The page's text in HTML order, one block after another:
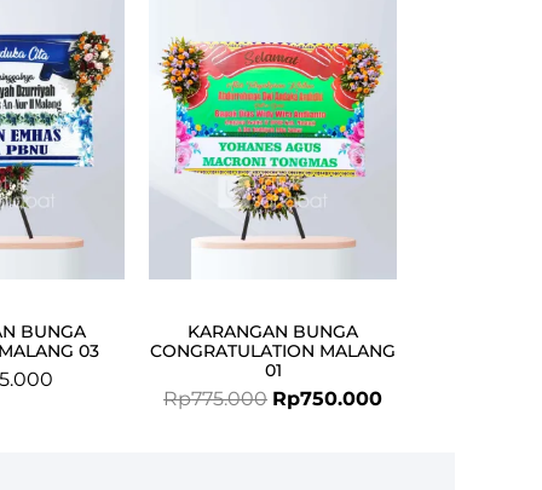
BUNGA
03
KARANGAN BUNGA
CONGRATULATION MALANG
01
Rp775.000
Rp775.000.
Rp750.000